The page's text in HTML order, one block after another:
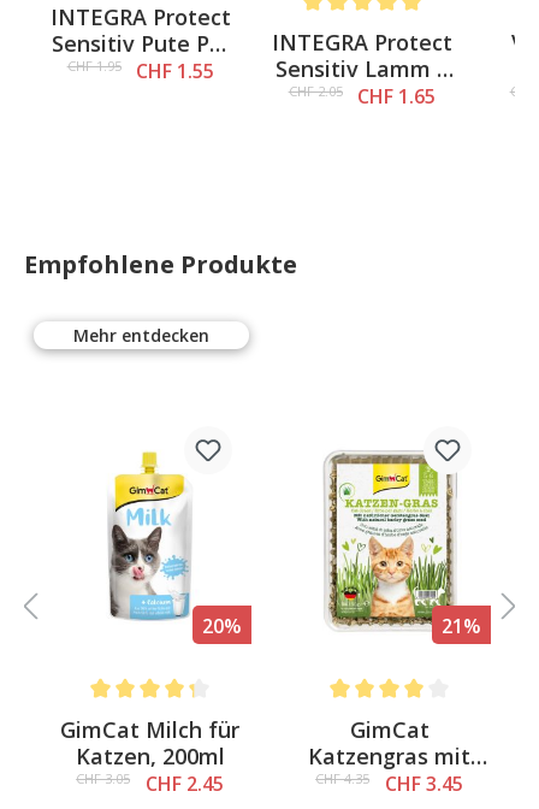
INTEGRA Protect
Sensitiv Pute Pur
100g
CHF 1.95 CHF 1.55
INTEGRA Protect
Sensitiv Lamm +
Reis 100g
CHF 2.05 CHF 1.65 CHF
Empfohlene Produkte
Mehr entdecken
20%
GimCat Milch für
Katzen, 200ml
CHF 3.05 CHF 2.45
21%
GimCat
Katzengras mit
natürlicher
CHF 4.35 CHF 3.45